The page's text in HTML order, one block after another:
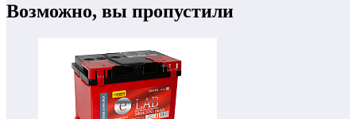
Возможно, вы пропустили